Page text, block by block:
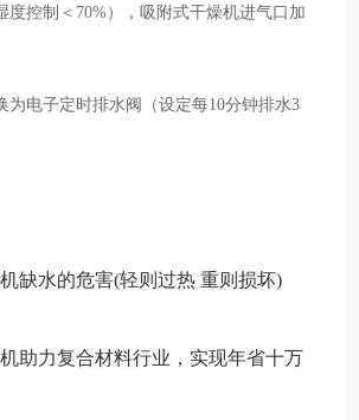
度控制＜70%），吸附式干燥机进气口加
为电子定时排水阀（设定每10分钟排水3
缺水的危害(轻则过热 重则损坏)
助力复合材料行业，实现年省十万